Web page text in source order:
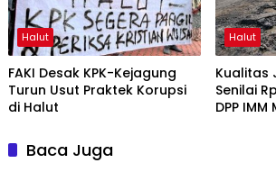
Halut
FAKI Desak KPK-Kejagung
Turun Usut Praktek Korupsi
di Halut
Halut
Kualitas
Senilai
DPP
Baca Juga